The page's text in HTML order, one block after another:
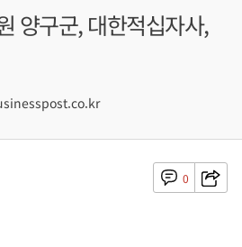
양구군, 대한적십자사,
0